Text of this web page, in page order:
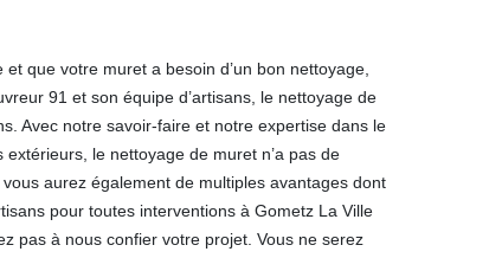
que votre muret a besoin d’un bon nettoyage,
91 et son équipe d’artisans, le nettoyage de
Avec notre savoir-faire et notre expertise dans le
le nettoyage de muret n’a pas de
aurez également de multiples avantages dont
pour toutes interventions à Gometz La Ville
pas à nous confier votre projet. Vous ne serez